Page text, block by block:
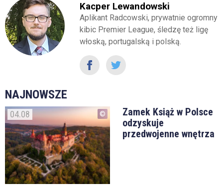
Kacper Lewandowski
Aplikant Radcowski, prywatnie ogromny
kibic Premier League, śledzę też ligę
włoską, portugalską i polską.
NAJNOWSZE
04.08
Zamek Książ w Polsce
odzyskuje
przedwojenne wnętrza